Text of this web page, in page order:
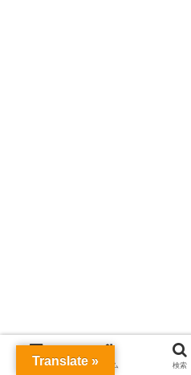
ふらふらもぐもぐ
メニュー ホーム 検索
Translate »